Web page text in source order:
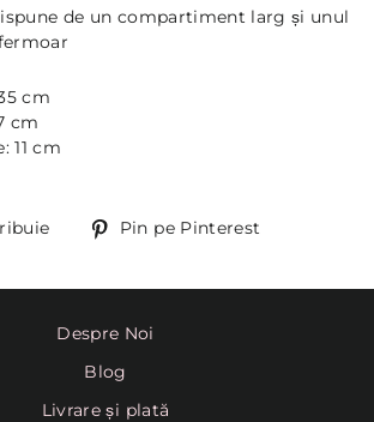
de un compartiment larg și unul
cm
cm
11 cm
DistribuiePin pe Pinterest
Despre Noi
Blog
Livrare și plată